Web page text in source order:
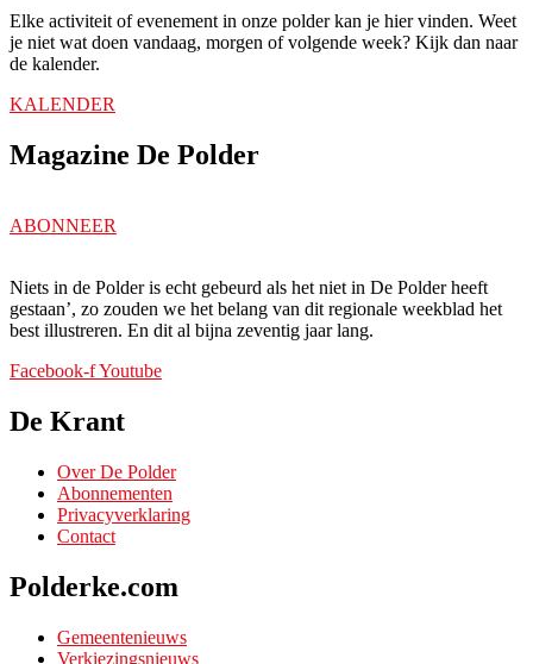
Elke activiteit of evenement in onze polder kan je hier vinden. Weet
je niet wat doen vandaag, morgen of volgende week? Kijk dan naar
de kalender.
KALENDER
Magazine De Polder
ABONNEER
Niets in de Polder is echt gebeurd als het niet in De Polder heeft
gestaan’, zo zouden we het belang van dit regionale weekblad het
best illustreren. En dit al bijna zeventig jaar lang.
Facebook-fYoutube
De Krant
Over De Polder
Abonnementen
Privacyverklaring
Contact
Polderke.com
Gemeentenieuws
Verkiezingsnieuws